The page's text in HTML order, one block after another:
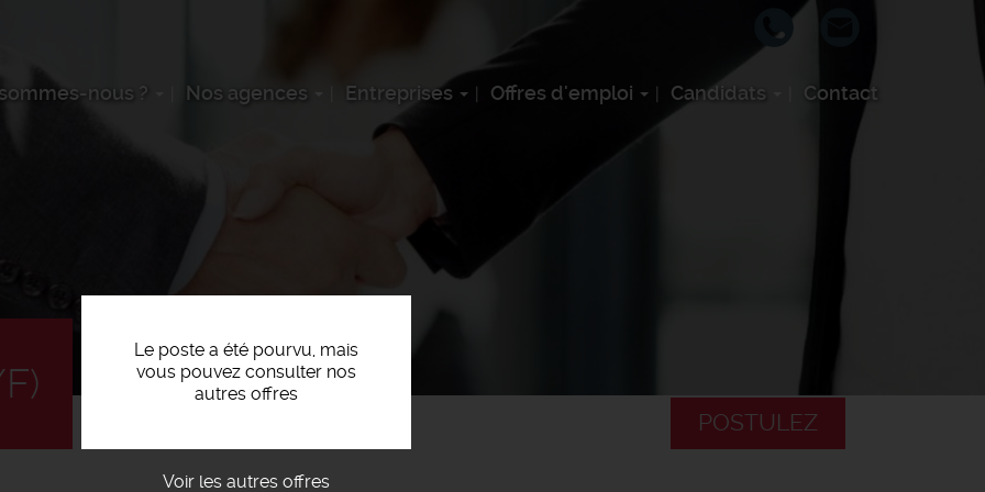
nous ? Nos agences Entreprises Offres d'emploi Candidats Contact
Le poste a été pourvu, mais
vous pouvez consulter nos
autres offres
Voir les autres offres
POSTULEZ